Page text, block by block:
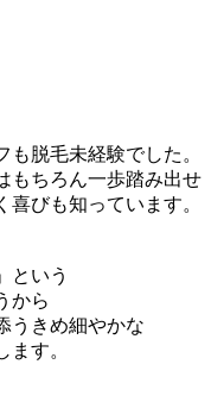
脱毛未経験でした。
もちろん一歩踏み出せ
びも知っています。
という
から
うきめ細やかな
す。